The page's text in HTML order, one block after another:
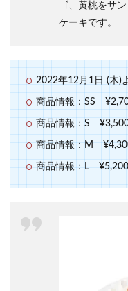
ゴ、黄桃をサ
ケーキです。
2022年12月1日 (木)
商品情報：SS
商品情報：S
商品情報：M
商品情報：L